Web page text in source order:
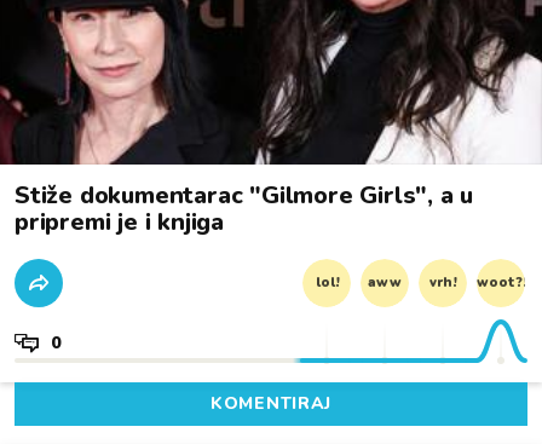
Stiže dokumentarac "Gilmore Girls", a u
pripremi je i knjiga
lol! aww vrh! woot?!
0
KOMENTIRAJ